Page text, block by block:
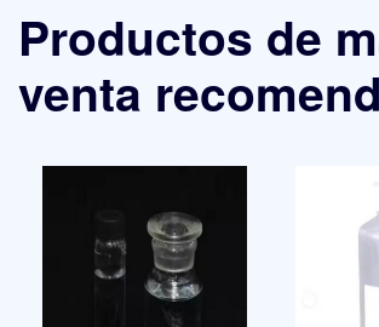
Productos de
venta